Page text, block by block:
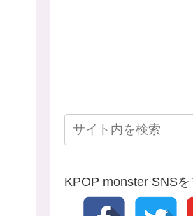
KPOP monster SNSを